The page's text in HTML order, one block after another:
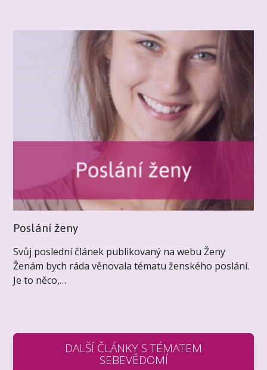
Poslání ženy
Svůj poslední článek publikovaný na webu Ženy
Ženám bych ráda věnovala tématu ženského poslání.
Je to něco,…
DALŠÍ ČLÁNKY S TÉMATEM
SEBEVĚDOMÍ